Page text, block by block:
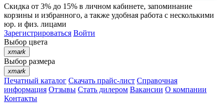
Скидка от 3% до 15% в личном кабинете, запоминание
корзины и избранного, а также удобная работа с несколькими
юр. и физ. лицами
Зарегистрироваться Войти
Выбор цвета
xmark
Выбор размера
xmark
Печатный каталог Скачать прайс-лист Справочная
информация Отзывы Стать дилером Вакансии О компании
Контакты